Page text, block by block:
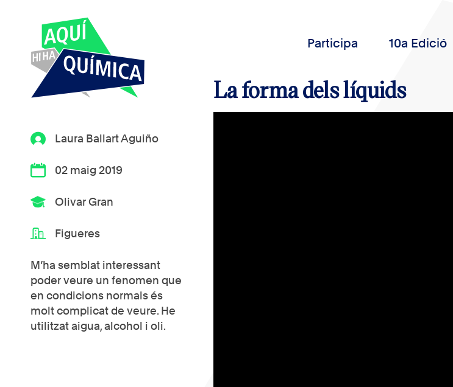
Participa 10a Edició
Laura Ballart Aguiño
02 maig 2019
Olivar Gran
Figueres
M’ha semblat interessant
poder veure un fenomen que
en condicions normals és
molt complicat de veure. He
utilitzat aigua, alcohol i oli.
La forma dels líquids